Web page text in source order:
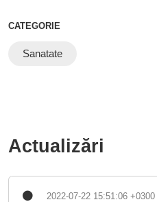
CATEGORIE
Sanatate
Actualizări
2022-07-22 15:51:06 +0300